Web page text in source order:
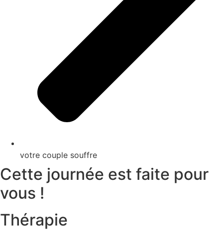
votre couple souffre
Cette journée est faite pour
vous !
Thérapie